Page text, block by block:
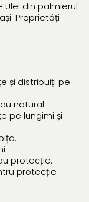
Ulei din palmierul
Proprietăți
și distribuiți pe
natural.
pe lungimi și
protecție.
protecție